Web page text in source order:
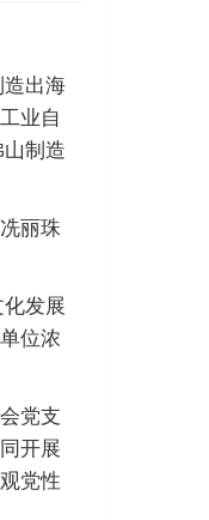
出海
业自
制造
丽珠
发展
位浓
党支
开展
党性